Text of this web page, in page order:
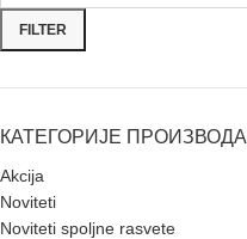
FILTER
КАТЕГОРИЈЕ ПРОИЗВОДА
Akcija
Noviteti
Noviteti spoljne rasvete